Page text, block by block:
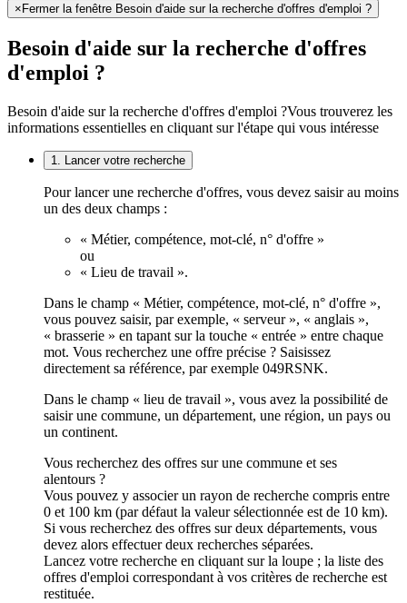
× Fermer la fenêtre Besoin d'aide sur la recherche d'offres d'emploi ?
Besoin d'aide sur la recherche d'offres
d'emploi ?
Besoin d'aide sur la recherche d'offres d'emploi ?Vous trouverez les
informations essentielles en cliquant sur l'étape qui vous intéresse
1. Lancer votre recherche
Pour lancer une recherche d'offres, vous devez saisir au moins
un des deux champs :
« Métier, compétence, mot-clé, n° d'offre »
ou
« Lieu de travail ».
Dans le champ « Métier, compétence, mot-clé, n° d'offre »,
vous pouvez saisir, par exemple, « serveur », « anglais »,
« brasserie » en tapant sur la touche « entrée » entre chaque
mot. Vous recherchez une offre précise ? Saisissez
directement sa référence, par exemple 049RSNK.
Dans le champ « lieu de travail », vous avez la possibilité de
saisir une commune, un département, une région, un pays ou
un continent.
Vous recherchez des offres sur une commune et ses
alentours ?
Vous pouvez y associer un rayon de recherche compris entre
0 et 100 km (par défaut la valeur sélectionnée est de 10 km).
Si vous recherchez des offres sur deux départements, vous
devez alors effectuer deux recherches séparées.
Lancez votre recherche en cliquant sur la loupe ; la liste des
offres d'emploi correspondant à vos critères de recherche est
restituée.